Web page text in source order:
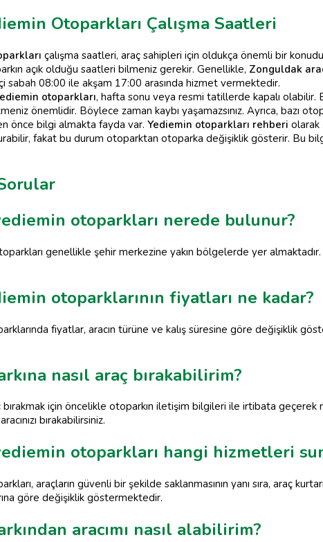
Otoparkları Çalışma Saatleri
çalışma saatleri, araç sahipleri için oldukça önemli bir
açık olduğu saatleri bilmeniz gerekir. Genellikle, Zonguldak
sabah 08:00 ile akşam 17:00 arasında hizmet vermektedir.
otoparkları, hafta sonu veya resmi tatillerde kapalı
önemlidir. Böylece zaman kaybı yaşamazsınız. Ayrıca, bazı
önce bilgi almakta fayda var. Yediemin otoparkları rehberi olarak
fakat bu durum otoparktan otoparka değişiklik gösterir. Bu
otoparkları nerede bulunur?
genellikle şehir merkezine yakın bölgelerde yer
otoparklarının fiyatları ne kadar?
fiyatlar, aracın türüne ve kalış süresine göre değişiklik
nasıl araç bırakabilirim?
bırakmak için öncelikle otoparkın iletişim bilgileri ile irtibata
bırakabilirsiniz.
otoparkları hangi hizmetleri
araçların güvenli bir şekilde saklanmasının yanı sıra, araç
göre değişiklik göstermektedir.
aracımı nasıl alabilirim?